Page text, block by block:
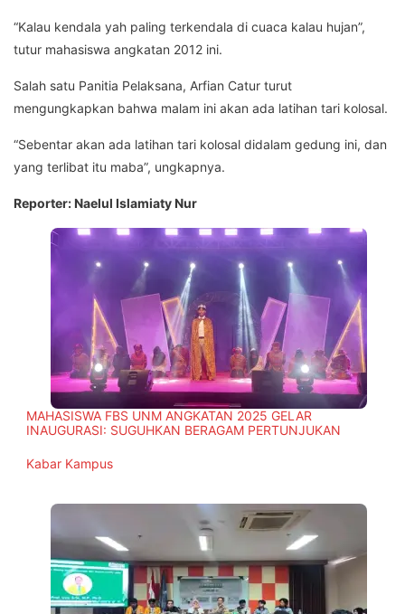
“Kalau kendala yah paling terkendala di cuaca kalau hujan”,
tutur mahasiswa angkatan 2012 ini.
Salah satu Panitia Pelaksana, Arfian Catur turut
mengungkapkan bahwa malam ini akan ada latihan tari kolosal.
“Sebentar akan ada latihan tari kolosal didalam gedung ini, dan
yang terlibat itu maba”, ungkapnya.
Reporter: Naelul Islamiaty Nur
MAHASISWA FBS UNM ANGKATAN 2025 GELAR
INAUGURASI: SUGUHKAN BERAGAM PERTUNJUKAN
In relation to
Kabar Kampus